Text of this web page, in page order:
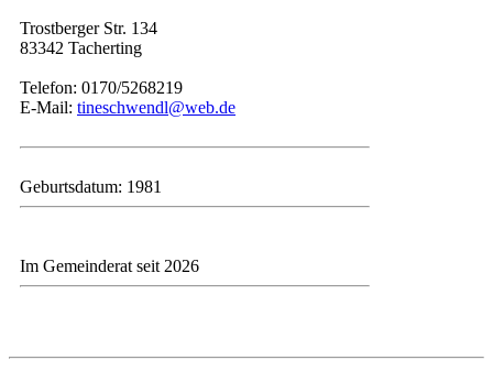
Trostberger Str. 134
83342 Tacherting
Telefon: 0170/5268219
E-Mail: tineschwendl@web.de
Geburtsdatum: 1981
Im Gemeinderat seit 2026